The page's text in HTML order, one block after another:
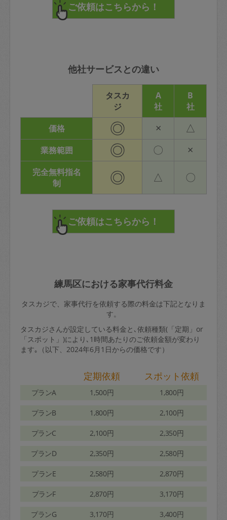
他社サービスとの違い
タスカ
ジ
A
社
B
社
価格
◎ × △
業務範囲 ◎ 〇 ×
完全無料指名
制
◎ △ 〇
練馬区における家事代行料金
タスカジで、家事代行を依頼する際の料金は下記となりま
す。
タスカジさんが設定している料金と､依頼種類(「定期」or
「スポット」)により､1時間あたりのご依頼金額が変わり
ます｡（以下、2024年6月1日からの価格です）
定期依頼 スポット依頼
プランA 1,500円 1,800円
プランB 1,800円 2,100円
プランC 2,100円 2,350円
プランD 2,350円 2,580円
プランE 2,580円 2,870円
プランF 2,870円 3,170円
プランG 3,170円 3,400円